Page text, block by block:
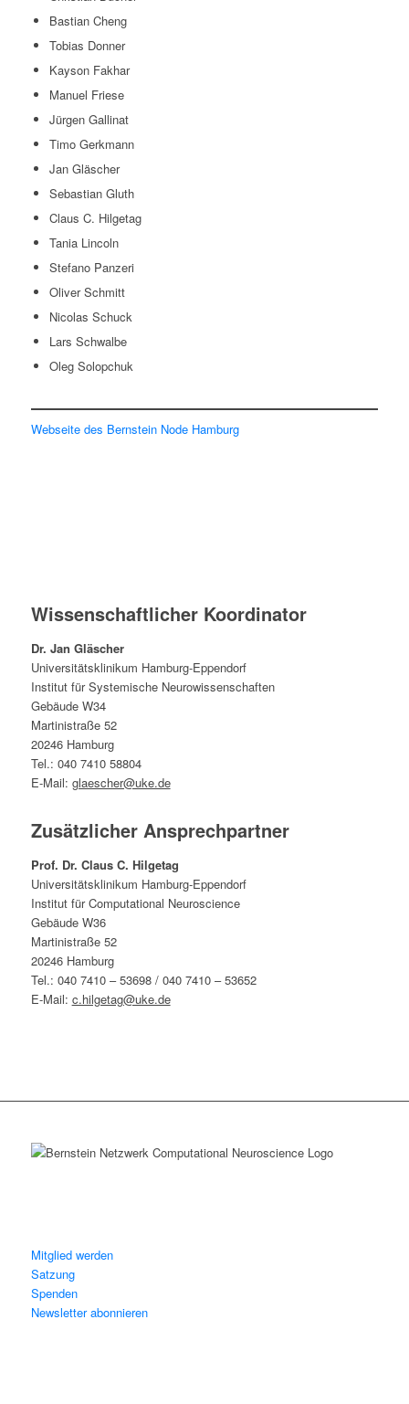
Bastian Cheng
Tobias Donner
Kayson Fakhar
Manuel Friese
Jürgen Gallinat
Timo Gerkmann
Jan Gläscher
Sebastian Gluth
Claus C. Hilgetag
Tania Lincoln
Stefano Panzeri
Oliver Schmitt
Nicolas Schuck
Lars Schwalbe
Oleg Solopchuk
Webseite des Bernstein Node Hamburg
Wissenschaftlicher Koordinator
Dr. Jan Gläscher
Universitätsklinikum Hamburg-Eppendorf
Institut für Systemische Neurowissenschaften
Gebäude W34
Martinistraße 52
20246 Hamburg
Tel.: 040 7410 58804
E-Mail: glaescher@uke.de
Zusätzlicher Ansprechpartner
Prof. Dr. Claus C. Hilgetag
Universitätsklinikum Hamburg-Eppendorf
Institut für Computational Neuroscience
Gebäude W36
Martinistraße 52
20246 Hamburg
Tel.: 040 7410 – 53698 / 040 7410 – 53652
E-Mail: c.hilgetag@uke.de
Mitglied werden
Satzung
Spenden
Newsletter abonnieren